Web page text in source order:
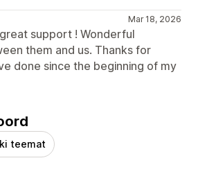
Mar 18, 2026
support ! Wonderful
them and us. Thanks for
done since the beginning of my
teemat